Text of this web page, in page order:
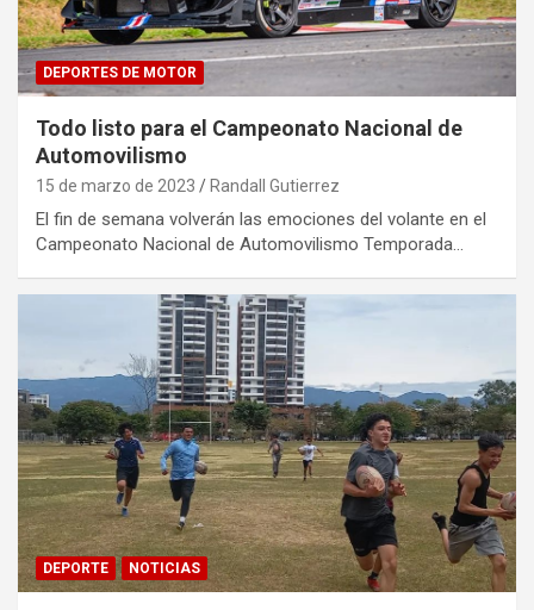
DEPORTES DE MOTOR
Todo listo para el Campeonato Nacional de
Automovilismo
15 de marzo de 2023 Randall Gutierrez
El fin de semana volverán las emociones del volante en el
Campeonato Nacional de Automovilismo Temporada…
DEPORTE NOTICIAS